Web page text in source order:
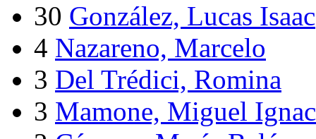
30 González, Lucas Isaac
4 Nazareno, Marcelo
3 Del Trédici, Romina
3 Mamone, Miguel